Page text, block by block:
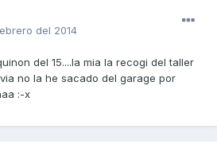
del 2014
del 15....la mia la recogi del taller
no la he sacado del garage por
:-x